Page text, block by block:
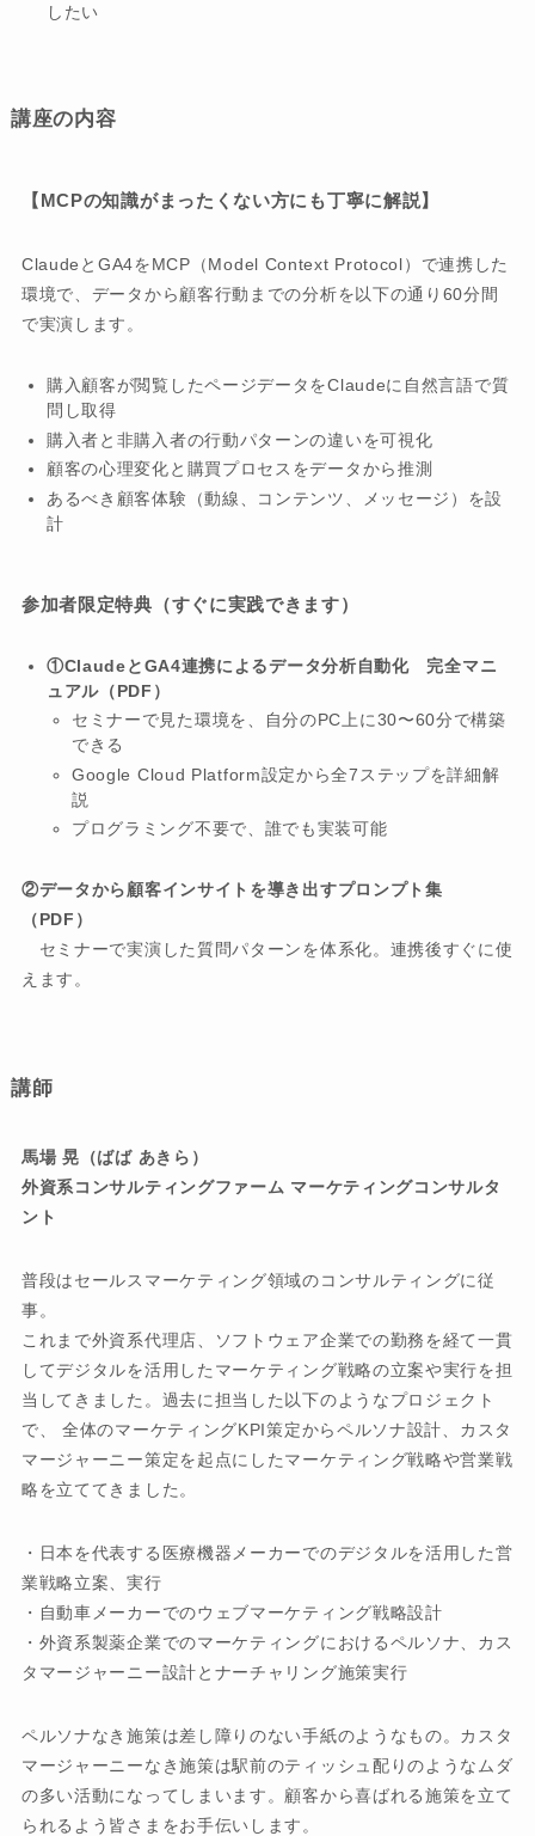
したい
講座の内容
【MCPの知識がまったくない方にも丁寧に解説】
ClaudeとGA4をMCP（Model Context Protocol）で連携した
環境で、データから顧客行動までの分析を以下の通り60分間
で実演します。
購入顧客が閲覧したページデータをClaudeに自然言語で質
問し取得
購入者と非購入者の行動パターンの違いを可視化
顧客の心理変化と購買プロセスをデータから推測
あるべき顧客体験（動線、コンテンツ、メッセージ）を設
計
参加者限定特典（すぐに実践できます）
①ClaudeとGA4連携によるデータ分析自動化 完全マニ
ュアル（PDF）
セミナーで見た環境を、自分のPC上に30〜60分で構築
できる
Google Cloud Platform設定から全7ステップを詳細解
説
プログラミング不要で、誰でも実装可能
②データから顧客インサイトを導き出すプロンプト集
（PDF）
セミナーで実演した質問パターンを体系化。連携後すぐに使
えます。
講師
馬場 晃（ばば あきら）
外資系コンサルティングファーム マーケティングコンサルタ
ント
普段はセールスマーケティング領域のコンサルティングに従
事。
これまで外資系代理店、ソフトウェア企業での勤務を経て一貫
してデジタルを活用したマーケティング戦略の立案や実行を担
当してきました。過去に担当した以下のようなプロジェクト
で、 全体のマーケティングKPI策定からペルソナ設計、カスタ
マージャーニー策定を起点にしたマーケティング戦略や営業戦
略を立ててきました。
・日本を代表する医療機器メーカーでのデジタルを活用した営
業戦略立案、実行
・自動車メーカーでのウェブマーケティング戦略設計
・外資系製薬企業でのマーケティングにおけるペルソナ、カス
タマージャーニー設計とナーチャリング施策実行
ペルソナなき施策は差し障りのない手紙のようなもの。カスタ
マージャーニーなき施策は駅前のティッシュ配りのようなムダ
の多い活動になってしまいます。顧客から喜ばれる施策を立て
られるよう皆さまをお手伝いします。